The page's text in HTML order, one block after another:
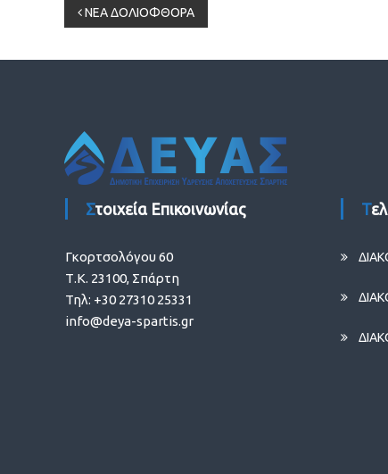
Πλοήγηση
άρθρων
ΝΕΑ ΔΟΛΙΟΦΘΟΡΑ
Στοιχεία Επικοινωνίας
Γκορτσολόγου 60
Τ.Κ. 23100, Σπάρτη
Τηλ: +30 27310 25331
info@deya-spartis.gr